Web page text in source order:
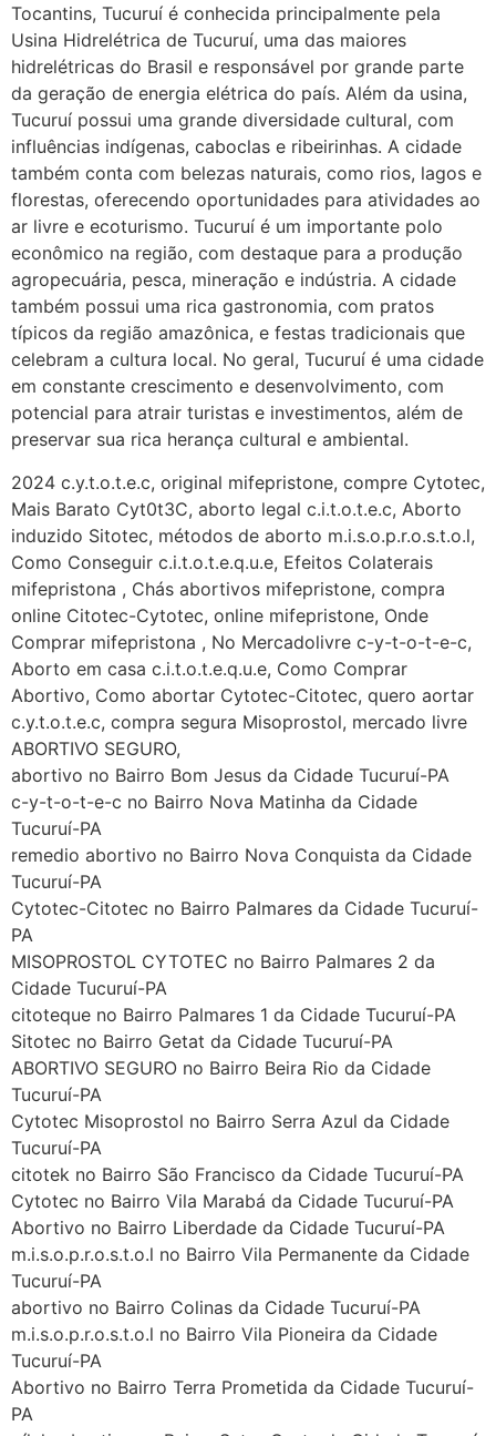
Tocantins, Tucuruí é conhecida principalmente pela
Usina Hidrelétrica de Tucuruí, uma das maiores
hidrelétricas do Brasil e responsável por grande parte
da geração de energia elétrica do país. Além da usina,
Tucuruí possui uma grande diversidade cultural, com
influências indígenas, caboclas e ribeirinhas. A cidade
também conta com belezas naturais, como rios, lagos e
florestas, oferecendo oportunidades para atividades ao
ar livre e ecoturismo. Tucuruí é um importante polo
econômico na região, com destaque para a produção
agropecuária, pesca, mineração e indústria. A cidade
também possui uma rica gastronomia, com pratos
típicos da região amazônica, e festas tradicionais que
celebram a cultura local. No geral, Tucuruí é uma cidade
em constante crescimento e desenvolvimento, com
potencial para atrair turistas e investimentos, além de
preservar sua rica herança cultural e ambiental.
2024 c.y.t.o.t.e.c, original mifepristone, compre Cytotec,
Mais Barato Cyt0t3C, aborto legal c.i.t.o.t.e.c, Aborto
induzido Sitotec, métodos de aborto m.i.s.o.p.r.o.s.t.o.l,
Como Conseguir c.i.t.o.t.e.q.u.e, Efeitos Colaterais
mifepristona , Chás abortivos mifepristone, compra
online Citotec-Cytotec, online mifepristone, Onde
Comprar mifepristona , No Mercadolivre c-y-t-o-t-e-c,
Aborto em casa c.i.t.o.t.e.q.u.e, Como Comprar
Abortivo, Como abortar Cytotec-Citotec, quero aortar
c.y.t.o.t.e.c, compra segura Misoprostol, mercado livre
ABORTIVO SEGURO,
abortivo no Bairro Bom Jesus da Cidade Tucuruí-PA
c-y-t-o-t-e-c no Bairro Nova Matinha da Cidade
Tucuruí-PA
remedio abortivo no Bairro Nova Conquista da Cidade
Tucuruí-PA
Cytotec-Citotec no Bairro Palmares da Cidade Tucuruí-
PA
MISOPROSTOL CYTOTEC no Bairro Palmares 2 da
Cidade Tucuruí-PA
citoteque no Bairro Palmares 1 da Cidade Tucuruí-PA
Sitotec no Bairro Getat da Cidade Tucuruí-PA
ABORTIVO SEGURO no Bairro Beira Rio da Cidade
Tucuruí-PA
Cytotec Misoprostol no Bairro Serra Azul da Cidade
Tucuruí-PA
citotek no Bairro São Francisco da Cidade Tucuruí-PA
Cytotec no Bairro Vila Marabá da Cidade Tucuruí-PA
Abortivo no Bairro Liberdade da Cidade Tucuruí-PA
m.i.s.o.p.r.o.s.t.o.l no Bairro Vila Permanente da Cidade
Tucuruí-PA
abortivo no Bairro Colinas da Cidade Tucuruí-PA
m.i.s.o.p.r.o.s.t.o.l no Bairro Vila Pioneira da Cidade
Tucuruí-PA
Abortivo no Bairro Terra Prometida da Cidade Tucuruí-
PA